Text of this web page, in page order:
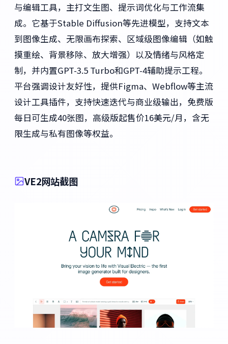
与编辑工具，主打文生图、提示词优化与工作流集
成。它基于Stable Diffusion等先进模型，支持文本
到图像生成、无限画布探索、区域级图像编辑（如触
摸重绘、背景移除、放大增强）以及情绪与风格定
制，并内置GPT-3.5 Turbo和GPT-4辅助提示工程。
平台强调设计友好性，提供Figma、Webflow等主流
设计工具插件，支持快速迭代与商业级输出，免费版
每日可生成40张图，高级版起售价16美元/月，含无
限生成与私有图像等权益。
VE2网站截图